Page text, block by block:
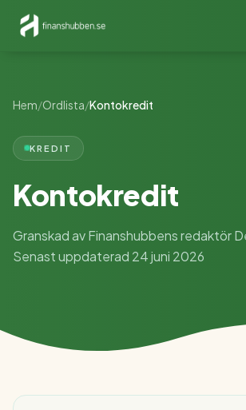
Hem/Ordlista/Kontokredit
KREDIT
Kontokredit
Granskad av Finanshubbens redaktör
Senast uppdaterad 24 juni 2026